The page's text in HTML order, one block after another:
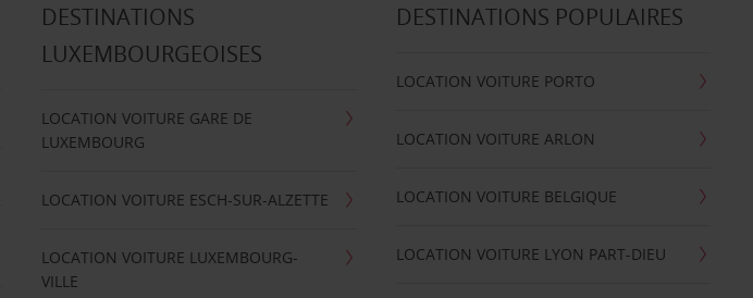
DESTINATIONS
LUXEMBOURGEOISES
LOCATION VOITURE GARE DE
LUXEMBOURG
LOCATION VOITURE ESCH-SUR-ALZETTE
LOCATION VOITURE LUXEMBOURG-
VILLE
DESTINATIONS POPULAIRES
LOCATION VOITURE PORTO
LOCATION VOITURE ARLON
LOCATION VOITURE BELGIQUE
LOCATION VOITURE LYON PART-DIEU